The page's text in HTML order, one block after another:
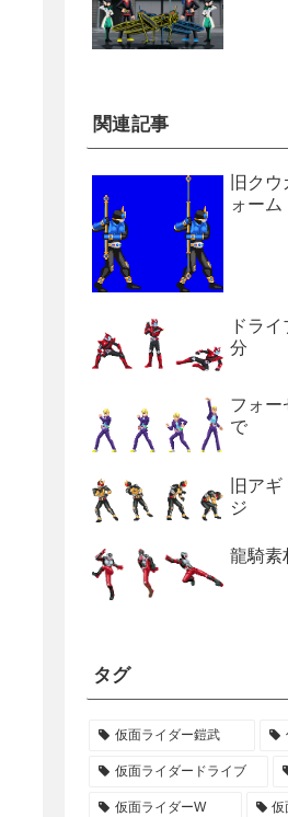
関連記事
旧ク
ォーム
ドラ
分
フォ
で
旧ア
ジ
龍騎
タグ
仮面ライダー鎧武
仮面ライダードライブ
仮面ライダーW 仮